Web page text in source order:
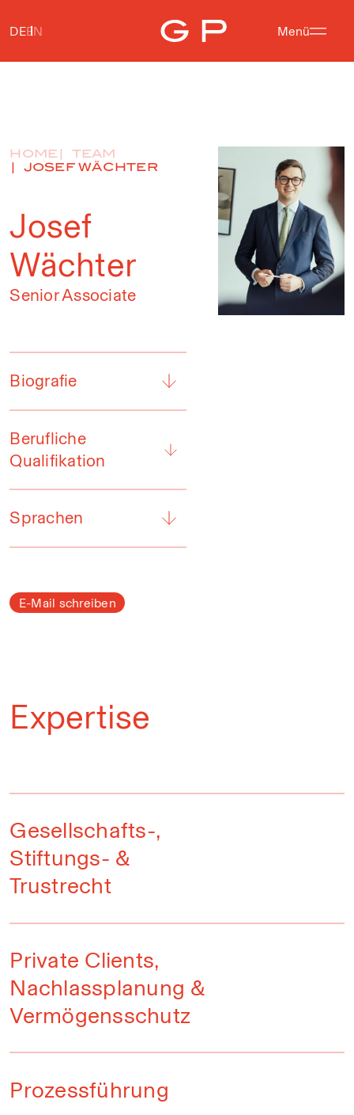
Menü
DEEN
HOME
TEAM
JOSEF WÄCHTER
Josef
Wächter
Senior Associate
Biografie
Berufliche
Qualifikation
Sprachen
E-Mail schreiben
Expertise
Gesellschafts-,
Stiftungs- &
Trustrecht
Private Clients,
Nachlassplanung &
Vermögensschutz
Prozessführung